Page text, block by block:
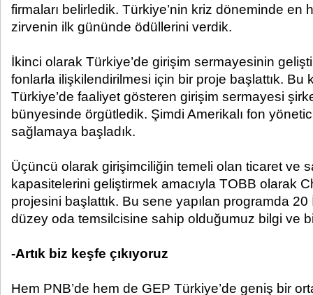
firmaları belirledik. Türkiye’nin kriz döneminde en
zirvenin ilk gününde ödüllerini verdik.
İkinci olarak Türkiye’de girişim sermayesinin
fonlarla ilişkilendirilmesi için bir proje başlattık. Bu
Türkiye’de faaliyet gösteren girişim sermayesi
bünyesinde örgütledik. Şimdi Amerikalı fon
sağlamaya başladık.
Üçüncü olarak girişimciliğin temeli olan ticaret ve
kapasitelerini geliştirmek amacıyla TOBB olarak
projesini başlattık. Bu sene yapılan programda
düzey oda temsilcisine sahip olduğumuz bilgi ve
-Artık biz keşfe çıkıyoruz
Hem PNB’de hem de GEP Türkiye’de geniş bir